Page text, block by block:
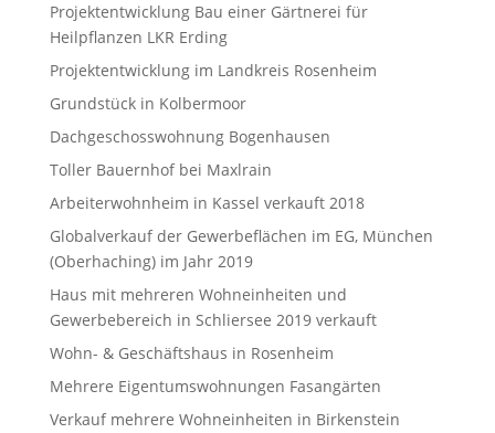
Projektentwicklung Bau einer Gärtnerei für
Heilpflanzen LKR Erding
Projektentwicklung im Landkreis Rosenheim
Grundstück in Kolbermoor
Dachgeschosswohnung Bogenhausen
Toller Bauernhof bei Maxlrain
Arbeiterwohnheim in Kassel verkauft 2018
Globalverkauf der Gewerbeflächen im EG, München
(Oberhaching) im Jahr 2019
Haus mit mehreren Wohneinheiten und
Gewerbebereich in Schliersee 2019 verkauft
Wohn- & Geschäftshaus in Rosenheim
Mehrere Eigentumswohnungen Fasangärten
Verkauf mehrere Wohneinheiten in Birkenstein